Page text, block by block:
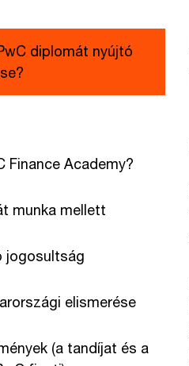
diplomát nyújtó
Finance Academy?
munka mellett
jogosultság
elismerése
(a tandíjat és a